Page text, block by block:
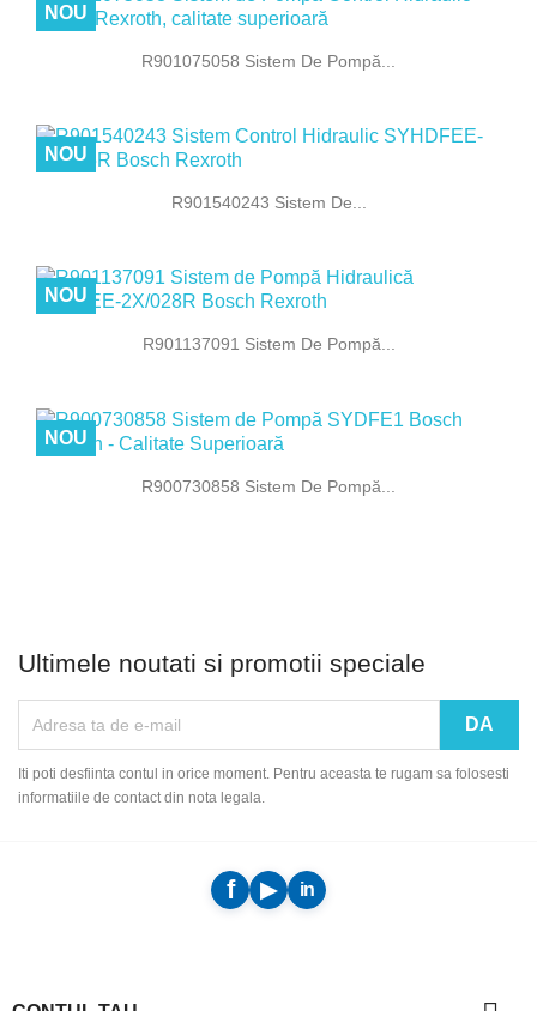
R901075058 Sistem De Pompă...
NOU
R901540243 Sistem De...
NOU
R901137091 Sistem De Pompă...
NOU
R900730858 Sistem De Pompă...
NOU
Ultimele noutati si promotii speciale
Iti poti desfiinta contul in orice moment. Pentru aceasta te rugam sa folosesti
informatiile de contact din nota legala.